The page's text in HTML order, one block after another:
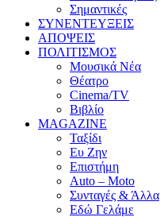
Σημαντικές
ΣΥΝΕΝΤΕΥΞΕΙΣ
ΑΠΟΨΕΙΣ
ΠΟΛΙΤΙΣΜΟΣ
Μουσικά Νέα
Θέατρο
Cinema/TV
Βιβλίο
MAGAZINE
Ταξίδι
Ευ Ζην
Επιστήμη
Auto – Moto
Συνταγές & Άλλα
Εδώ Γελάμε